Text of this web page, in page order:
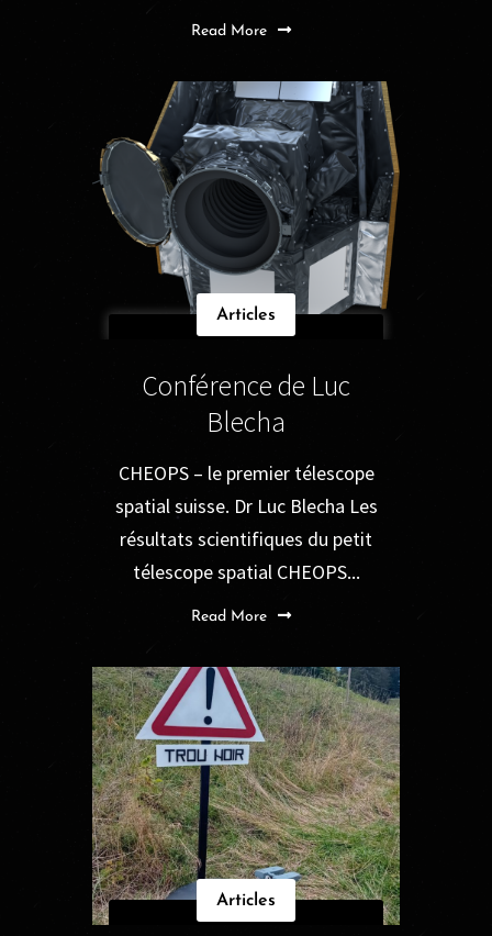
Read More
Articles
Conférence de Luc
Blecha
CHEOPS – le premier télescope
spatial suisse. Dr Luc Blecha Les
résultats scientifiques du petit
télescope spatial CHEOPS...
Read More
Articles